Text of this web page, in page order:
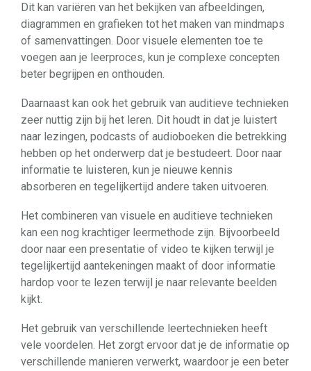
Dit kan variëren van het bekijken van afbeeldingen,
diagrammen en grafieken tot het maken van mindmaps
of samenvattingen. Door visuele elementen toe te
voegen aan je leerproces, kun je complexe concepten
beter begrijpen en onthouden.
Daarnaast kan ook het gebruik van auditieve technieken
zeer nuttig zijn bij het leren. Dit houdt in dat je luistert
naar lezingen, podcasts of audioboeken die betrekking
hebben op het onderwerp dat je bestudeert. Door naar
informatie te luisteren, kun je nieuwe kennis
absorberen en tegelijkertijd andere taken uitvoeren.
Het combineren van visuele en auditieve technieken
kan een nog krachtiger leermethode zijn. Bijvoorbeeld
door naar een presentatie of video te kijken terwijl je
tegelijkertijd aantekeningen maakt of door informatie
hardop voor te lezen terwijl je naar relevante beelden
kijkt.
Het gebruik van verschillende leertechnieken heeft
vele voordelen. Het zorgt ervoor dat je de informatie op
verschillende manieren verwerkt, waardoor je een beter